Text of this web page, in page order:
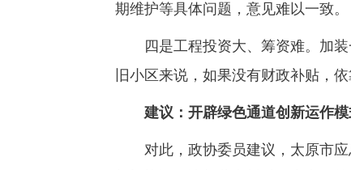
期维护等具体问题，意见难以一致。
四是工程投资大、筹资难。加装
旧小区来说，如果没有财政补贴，
建议：开辟绿色通道创新运作
对此，政协委员建议，太原市应